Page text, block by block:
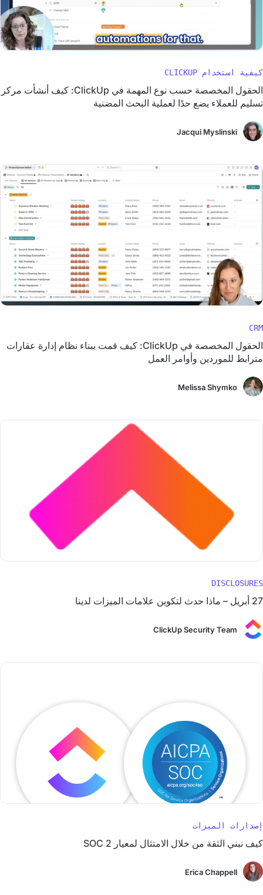
كيفية استخدام CLICKUP
الحقول المخصصة حسب نوع المهمة في ClickUp: كيف أنشأت مركز
تسليم للعملاء يضع حدًا لعملية البحث المضنية
Jacqui Myslinski
CRM
الحقول المخصصة في ClickUp: كيف قمت ببناء نظام إدارة عقارات
مترابط للموردين وأوامر العمل
Melissa Shymko
DISCLOSURES
27 أبريل – ماذا حدث لتكوين علامات الميزات لدينا
ClickUp Security Team
إصدارات الميزات
كيف نبني الثقة من خلال الامتثال لمعيار SOC 2
Erica Chappell